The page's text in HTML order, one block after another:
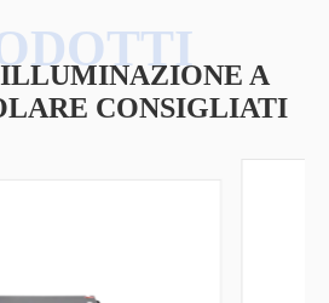
A
CONSIGLIATI